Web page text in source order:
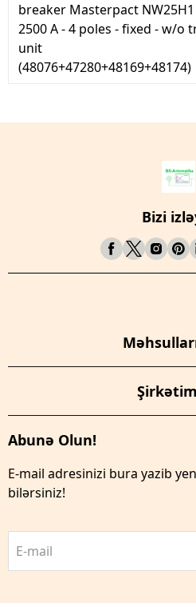
breaker Masterpact
2500 A - 4 poles - fixed - w/o
unit
(48076+47280+48169+48174)
Bizi
Abunə Olun!
E-mail adresinizi bura yazib
bilərsiniz!
E-mail